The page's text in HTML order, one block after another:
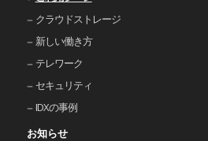
クラウドストレージ
新しい働き⽅
テレワーク
セキュリティ
IDXの事例
お知らせ